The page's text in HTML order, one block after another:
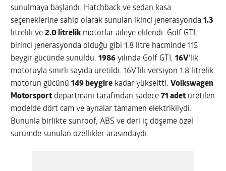
sunulmaya başlandı. Hatchback ve sedan kasa
seçeneklerine sahip olarak sunulan ikinci jenerasyonda1.3
litrelik ve2.0 litrelik motorlar aileye eklendi. Golf GTI,
birinci jenerasyonda olduğu gibi 1.8 litre hacminde 115
beygir gücünde sunuldu.1986 yılında Golf GTI,16V‘lik
motoruyla sınırlı sayıda üretildi. 16V’lik versiyon 1.8 litrelik
motorun gücünü149 beygire kadar yükseltti.Volkswagen
Motorsport departmanı tarafından sadece71 adet üretilen
modelde dört cam ve aynalar tamamen elektrikliydi.
Bununla birlikte sunroof, ABS ve deri iç döşeme özel
sürümde sunulan özellikler arasındaydı.